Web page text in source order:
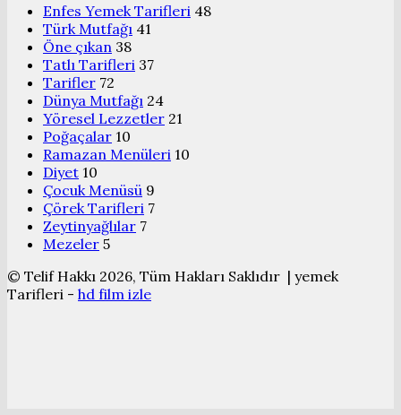
Enfes Yemek Tarifleri 48
Türk Mutfağı 41
Öne çıkan 38
Tatlı Tarifleri 37
Tarifler 72
Dünya Mutfağı 24
Yöresel Lezzetler 21
Poğaçalar 10
Ramazan Menüleri 10
Diyet 10
Çocuk Menüsü 9
Çörek Tarifleri 7
Zeytinyağlılar 7
Mezeler 5
© Telif Hakkı 2026, Tüm Hakları Saklıdır | yemek
Tarifleri - hd film izle